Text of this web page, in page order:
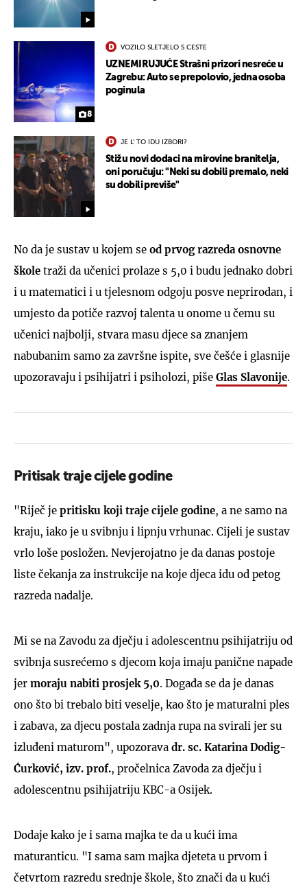
8
VOZILO SLETJELO S CESTE
UZNEMIRUJUĆE Strašni prizori nesreće u
Zagrebu: Auto se prepolovio, jedna osoba
poginula
JE L' TO IDU IZBORI?
Stižu novi dodaci na mirovine branitelja,
oni poručuju: "Neki su dobili premalo, neki
su dobili previše"
No da je sustav u kojem se od prvog razreda osnovne
škole traži da učenici prolaze s 5,0 i budu jednako dobri
i u matematici i u tjelesnom odgoju posve neprirodan, i
umjesto da potiče razvoj talenta u onome u čemu su
učenici najbolji, stvara masu djece sa znanjem
nabubanim samo za završne ispite, sve češće i glasnije
upozoravaju i psihijatri i psiholozi, piše Glas Slavonije.
Pritisak traje cijele godine
"Riječ je pritisku koji traje cijele godine, a ne samo na
kraju, iako je u svibnju i lipnju vrhunac. Cijeli je sustav
vrlo loše posložen. Nevjerojatno je da danas postoje
liste čekanja za instrukcije na koje djeca idu od petog
razreda nadalje.
Mi se na Zavodu za dječju i adolescentnu psihijatriju od
svibnja susrećemo s djecom koja imaju panične napade
jer moraju nabiti prosjek 5,0. Događa se da je danas
ono što bi trebalo biti veselje, kao što je maturalni ples
i zabava, za djecu postala zadnja rupa na svirali jer su
izluđeni maturom", upozorava dr. sc. Katarina Dodig-
Ćurković, izv. prof., pročelnica Zavoda za dječju i
adolescentnu psihijatriju KBC-a Osijek.
Dodaje kako je i sama majka te da u kući ima
maturanticu. "I sama sam majka djeteta u prvom i
četvrtom razredu srednje škole, što znači da u kući